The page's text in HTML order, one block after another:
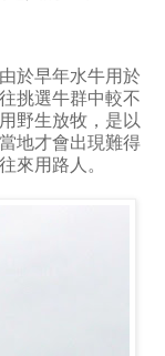
於早年水牛用於
挑選牛群中較不
野生放牧，是以
地才會出現難得
來用路人。